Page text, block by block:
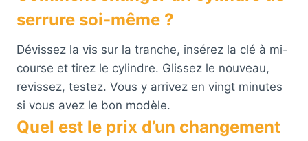
serrure soi-même ?
Dévissez la vis sur la tranche, insérez la clé à mi-
course et tirez le cylindre. Glissez le nouveau,
revissez, testez. Vous y arrivez en vingt minutes
si vous avez le bon modèle.
Quel est le prix d’un changement